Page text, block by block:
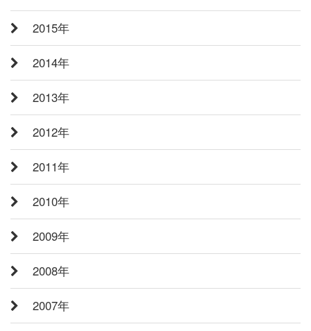
2015年
2014年
2013年
2012年
2011年
2010年
2009年
2008年
2007年